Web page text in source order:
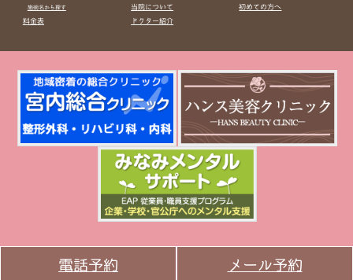
施術名から探す
料金表
当院について
ドクター紹介
初めての方へ
電話予約 メール予約